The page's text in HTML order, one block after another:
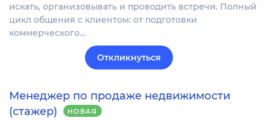
искать, организовывать и проводить встречи. Полный
цикл общения с клиентом: от подготовки
коммерческого…
Откликнуться
Менеджер по продаже недвижимости
(стажер)
НОВАЯ